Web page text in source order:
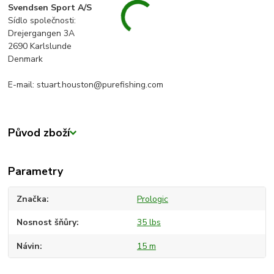
Svendsen Sport A/S
Sídlo společnosti:
Drejergangen 3A
2690 Karlslunde
Denmark
E-mail: stuart.houston@purefishing.com
Původ zboží
Parametry
Značka Prologic
Nosnost šňůry 35 lbs
Návin 15 m